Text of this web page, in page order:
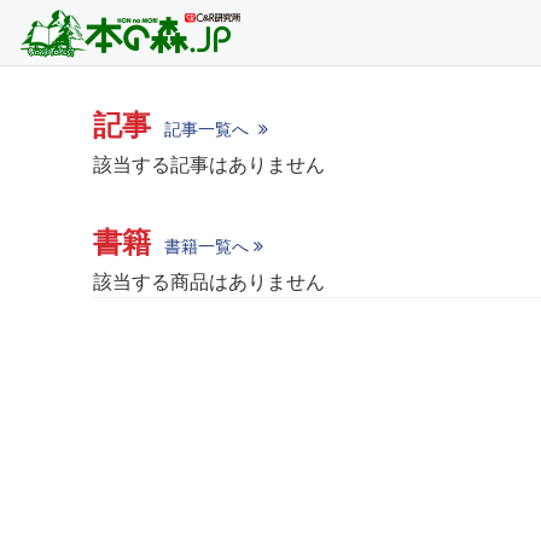
記事 記事一覧へ
該当する記事はありません
書籍 書籍一覧へ
該当する商品はありません